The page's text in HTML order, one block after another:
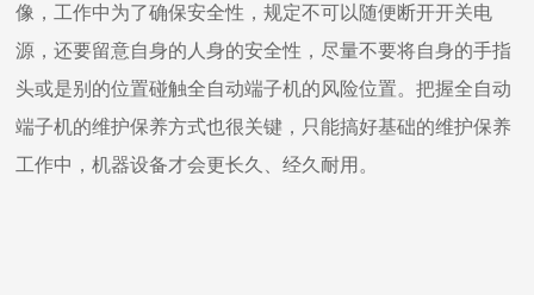
像，工作中为了确保安全性，规定不可以随便断开开关电
源，还要留意自身的人身的安全性，尽量不要将自身的手指
头或是别的位置碰触全自动端子机的风险位置。把握全自动
端子机的维护保养方式也很关键，只能搞好基础的维护保养
工作中，机器设备才会更长久、经久耐用。